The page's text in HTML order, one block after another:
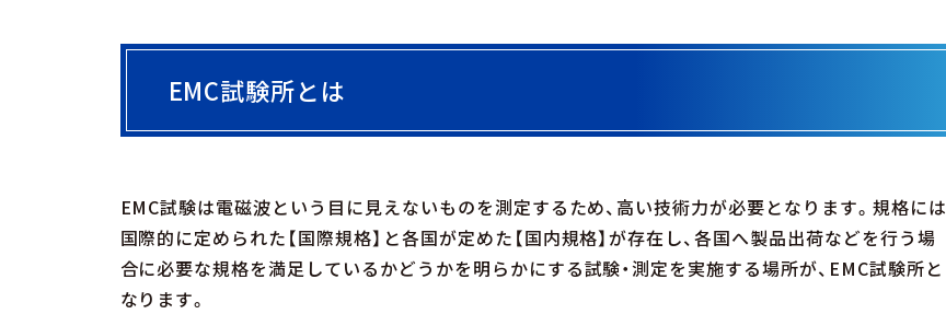
EMC試験所とは
EMC試験は電磁波という目に見えないものを測定するため、高い技術力が必要となります。規格には
国際的に定められた【国際規格】と各国が定めた【国内規格】が存在し、各国へ製品出荷などを行う場
合に必要な規格を満足しているかどうかを明らかにする試験・測定を実施する場所が、EMC試験所と
なります。